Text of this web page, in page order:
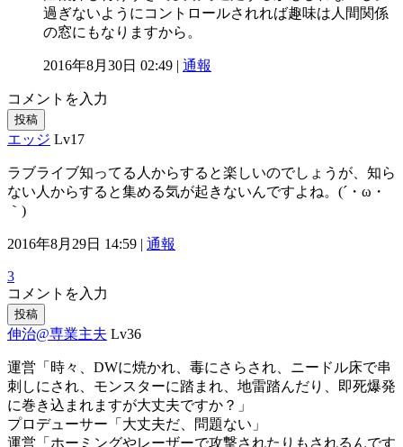
過ぎないようにコントロールされれば趣味は人間関係
の窓にもなりますから。
2016年8月30日 02:49 | 通報
コメントを入力
投稿
エッジ Lv17
ラブライブ知ってる人からすると楽しいのでしょうが、知ら
ない人からすると集める気が起きないんですよね。(´・ω・
｀)
2016年8月29日 14:59 | 通報
3
コメントを入力
投稿
伸治@専業主夫 Lv36
運営「時々、DWに焼かれ、毒にさらされ、ニードル床で串
刺しにされ、モンスターに踏まれ、地雷踏んだり、即死爆発
に巻き込まれますが大丈夫ですか？」
プロデューサー「大丈夫だ、問題ない」
運営「ホーミングやレーザーで攻撃されたりもされるんです